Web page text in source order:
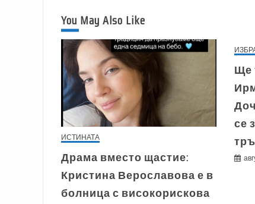
You May Also Like
ИСТИНАТА
Драма вместо щастие:
Кристина Верославова е в
болница с високорискова
Ще
се